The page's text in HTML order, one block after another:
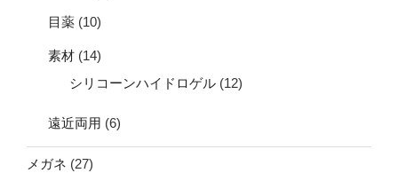
目薬 (10)
素材 (14)
シリコーンハイドロゲル (12)
遠近両用 (6)
メガネ (27)